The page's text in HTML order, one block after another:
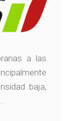
a las
baja,